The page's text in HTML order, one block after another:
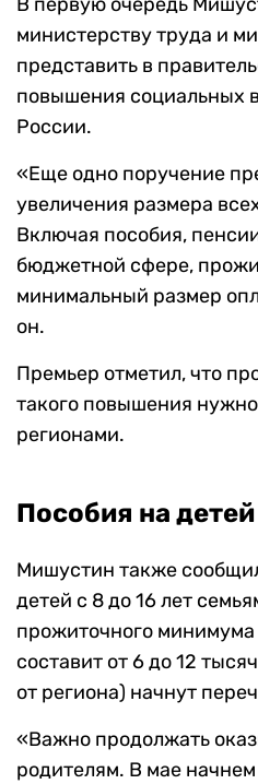
министерству труда и
представить в
повышения социальных
России.
«Еще одно поручение
увеличения размера
Включая пособия,
бюджетной сфере,
минимальный размер
он.
Премьер отметил, что
такого повышения
регионами.
Пособия на
Мишустин также
детей с 8 до 16 лет
прожиточного
составит от 6 до 12
от региона) начнут
«Важно продолжать
родителям. В мае